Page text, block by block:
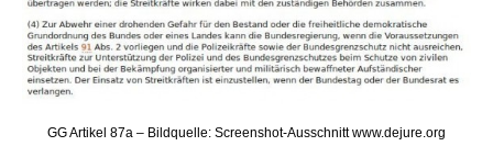
GG Artikel 87a – Bildquelle: Screenshot-Ausschnitt www.dejure.org